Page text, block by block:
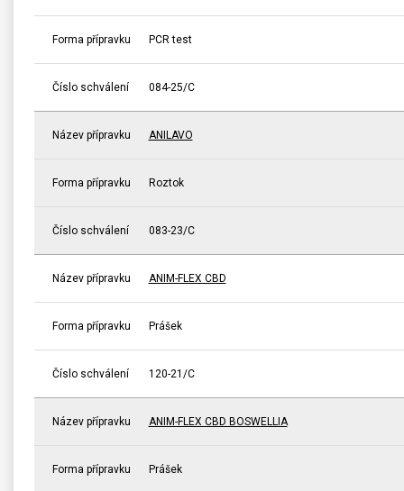
Forma přípravku PCR test
Číslo schválení 084-25/C
Název přípravku ANILAVO
Forma přípravku Roztok
Číslo schválení 083-23/C
Název přípravku ANIM-FLEX CBD
Forma přípravku Prášek
Číslo schválení 120-21/C
Název přípravku ANIM-FLEX CBD BOSWELLIA
Forma přípravku Prášek